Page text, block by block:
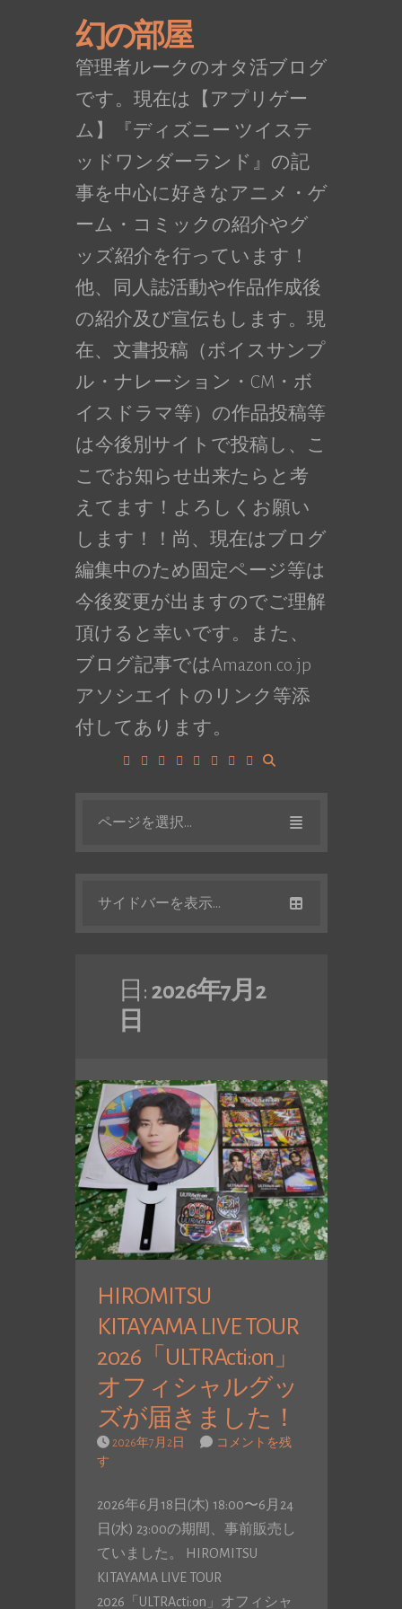
幻の部屋
管理者ルークのオタ活ブログ
です。現在は【アプリゲー
ム】『ディズニー ツイステ
ッドワンダーランド』の記
事を中心に好きなアニメ・ゲ
ーム・コミックの紹介やグ
ッズ紹介を行っています！
他、同人誌活動や作品作成後
の紹介及び宣伝もします。現
在、文書投稿（ボイスサンプ
ル・ナレーション・CM・ボ
イスドラマ等）の作品投稿等
は今後別サイトで投稿し、こ
こでお知らせ出来たらと考
えてます！よろしくお願い
します！！尚、現在はブログ
編集中のため固定ページ等は
今後変更が出ますのでご理解
頂けると幸いです。また、
ブログ記事ではAmazon.co.jp
アソシエイトのリンク等添
付してあります。
ページを選択...
サイドバーを表示...
日: 2026年7月2
日
HIROMITSU
KITAYAMA LIVE TOUR
2026「ULTRActi:on」
オフィシャルグッ
ズが届きました！
2026年7月2日
コメントを残
す
2026年6月18日(木) 18:00〜6月24
日(水) 23:00の期間、事前販売し
ていました。 HIROMITSU
KITAYAMA LIVE TOUR
2026「ULTRActi:on」オフィシャ